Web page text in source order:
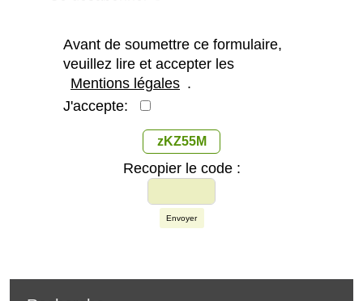
Avant de soumettre ce formulaire,
veuillez lire et accepter les
Mentions légales .
J'accepte:
zKZ55M
Recopier le code :
Envoyer